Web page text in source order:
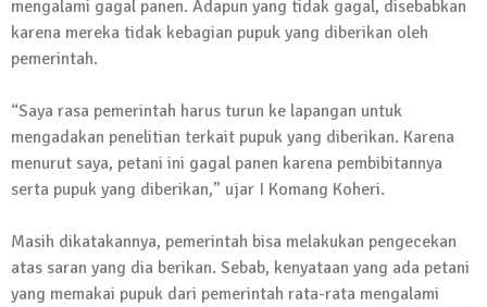
1 Mei 2024 | 12:10
News Flash
Laporkan Kasus Pengeroyokan yang
Dialaminya ke Propam Polda Lampung
19 Maret 2024 | 16:01
News Flash
Kembali Laksanakan Sosialisasi 4 Pilar
Kebangsaan, Kali Ini Digelar di Tubaba
2 Februari 2024 | 11:48
mengalami gagal panen. Adapun yang tidak gagal, disebabkan
karena mereka tidak kebagian pupuk yang diberikan oleh
pemerintah.
“Saya rasa pemerintah harus turun ke lapangan untuk
mengadakan penelitian terkait pupuk yang diberikan. Karena
menurut saya, petani ini gagal panen karena pembibitannya
serta pupuk yang diberikan,” ujar I Komang Koheri.
Masih dikatakannya, pemerintah bisa melakukan pengecekan
atas saran yang dia berikan. Sebab, kenyataan yang ada petani
yang memakai pupuk dari pemerintah rata-rata mengalami